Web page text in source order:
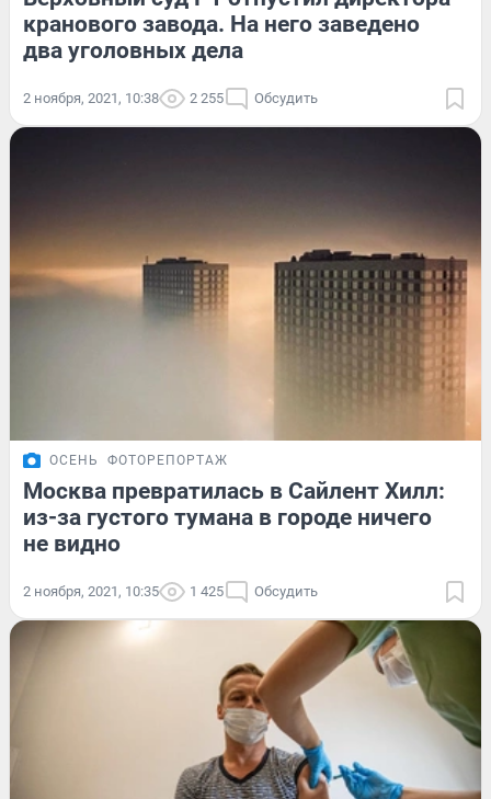
кранового завода. На него заведено
два уголовных дела
2 ноября, 2021, 10:38 2 255 Обсудить
ОСЕНЬ ФОТОРЕПОРТАЖ
Москва превратилась в Сайлент Хилл:
из-за густого тумана в городе ничего
не видно
2 ноября, 2021, 10:35 1 425 Обсудить